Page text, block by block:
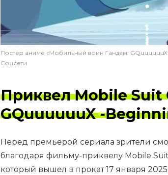
Постер аниме «Мобильный воин Гандам:
Соцсети
Приквел Mobile Suit
GQuuuuuuX -
Перед премьерой сериала зрители
благодаря фильму-приквелу Mobile
который вышел в прокат 17 января